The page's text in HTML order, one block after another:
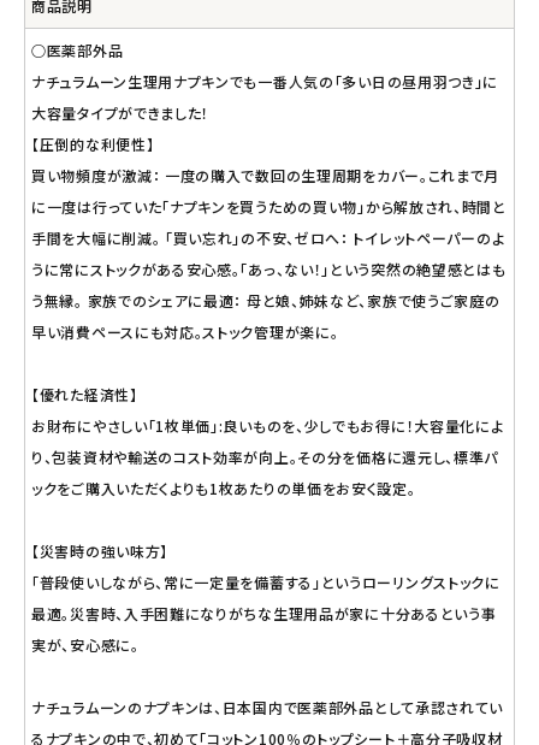
商品説明
○医薬部外品
ナチュラムーン生理用ナプキンでも一番人気の「多い日の昼用羽つき」に
大容量タイプができました！
【圧倒的な利便性】
買い物頻度が激減： 一度の購入で数回の生理周期をカバー。これまで月
に一度は行っていた「ナプキンを買うための買い物」から解放され、時間と
手間を大幅に削減。 「買い忘れ」の不安、ゼロへ： トイレットペーパーのよ
うに常にストックがある安心感。「あっ、ない！」という突然の絶望感とはも
う無縁。 家族でのシェアに最適： 母と娘、姉妹など、家族で使うご家庭の
早い消費ペースにも対応。ストック管理が楽に。
【優れた経済性】
お財布にやさしい「1枚単価」:良いものを、少しでもお得に！大容量化によ
り、包装資材や輸送のコスト効率が向上。その分を価格に還元し、標準パ
ックをご購入いただくよりも1枚あたりの単価をお安く設定。
【災害時の強い味方】
「普段使いしながら、常に一定量を備蓄する」というローリングストックに
最適。災害時、入手困難になりがちな生理用品が家に十分あるという事
実が、安心感に。
ナチュラムーンのナプキンは、日本国内で医薬部外品として承認されてい
るナプキンの中で、初めて「コットン100％のトップシート＋高分子吸収材